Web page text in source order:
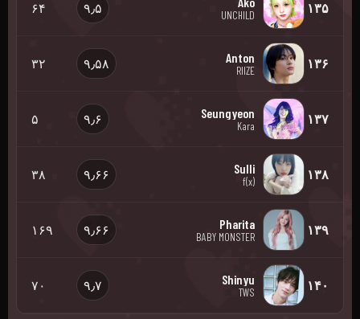
۱۳۵ UNCHILD ۹٫۵ ۶۴
۱۳۶ Anton
RIIZE ۹٫۵۸ ۳۲
۱۳۷ Seungyeon
Kara ۹٫۶ ۵
۱۳۸ Sulli
f(x) ۹٫۶۶ ۳۸
۱۳۹ Pharita
BABY MONSTER ۹٫۶۶ ۱۶۹
۱۴۰ Shinyu
TWS ۹٫۷ ۷۰